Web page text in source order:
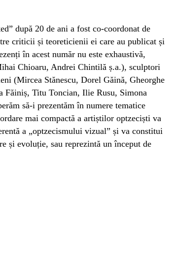
după 20 de ani a fost co-coordonat de
criticii și teoreticienii ei care au publicat și
în acest număr nu este exhaustivă,
Chioaru, Andrei Chintilă ș.a.), sculptori
(Mircea Stănescu, Dorel Găină, Gheorghe
Făiniș, Titu Toncian, Ilie Rusu, Simona
să-i prezentăm în numere tematice
mai compactă a artiștilor optzeciști va
a „optzecismului vizual” și va constitui
și evoluție, sau reprezintă un început de